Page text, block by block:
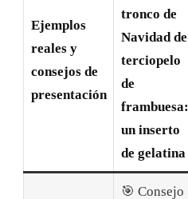
Ejemplos
reales y
consejos de
presentación
tronco de
Navidad de
terciopelo
de
frambuesa:
un inserto
de gelatina
🎯 Consejo